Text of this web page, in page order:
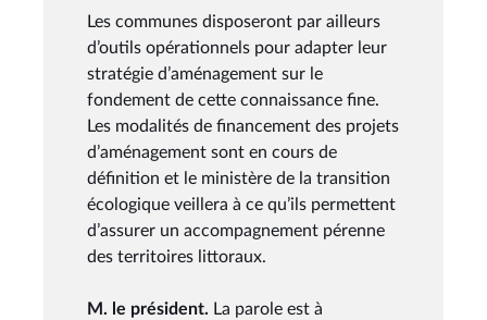
Les communes disposeront par ailleurs
d’outils opérationnels pour adapter leur
stratégie d’aménagement sur le
fondement de cette connaissance fine.
Les modalités de financement des projets
d’aménagement sont en cours de
définition et le ministère de la transition
écologique veillera à ce qu’ils permettent
d’assurer un accompagnement pérenne
des territoires littoraux.
M. le président. La parole est à